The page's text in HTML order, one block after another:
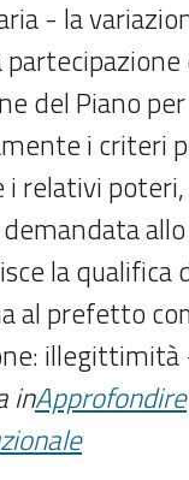
- la
del Piano
i criteri
i relativi
la qualifica
al prefetto
inApprofondire